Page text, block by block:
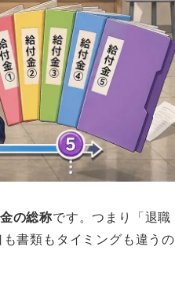
の総称です。つまり「退職
書類もタイミングも違うの